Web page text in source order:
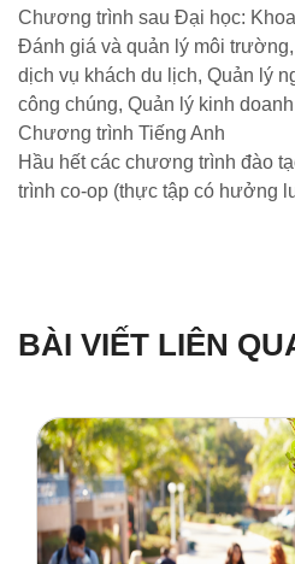
Chương trình sau Đại học:
Đánh giá và quản lý môi
dịch vụ khách du lịch, Quản lý
công chúng, Quản lý kinh
Chương trình Tiếng Anh
Hầu hết các chương trình đào
trình co-op (thực tập có hưởng
BÀI VIẾT LIÊN